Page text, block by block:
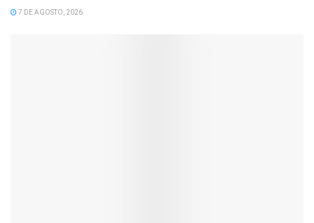
7 DE AGOSTO, 2026